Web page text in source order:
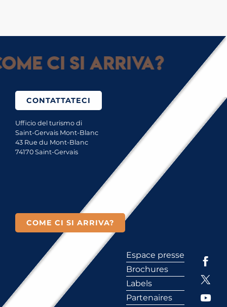
ci si arriva?
CONTATTATECI
Ufficio del turismo di
Saint-Gervais Mont-Blanc
43 Rue du Mont-Blanc
74170 Saint-Gervais
COME CI SI ARRIVA?
Espace presse
Brochures
Labels
Partenaires